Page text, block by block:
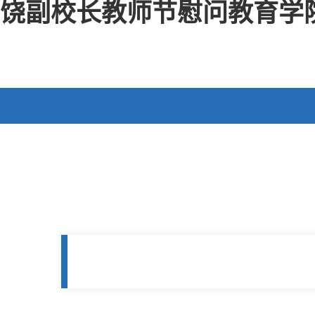
饶副校长教师节慰问教育学